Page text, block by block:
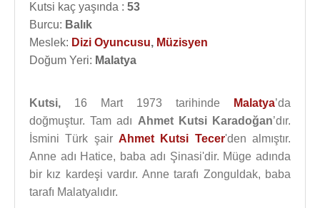
Kutsi kaç yaşında : 53
Burcu: Balık
Meslek: Dizi Oyuncusu, Müzisyen
Doğum Yeri: Malatya
Kutsi, 16 Mart 1973 tarihinde Malatya’da
doğmuştur. Tam adı Ahmet Kutsi Karadoğan’dır.
İsmini Türk şair Ahmet Kutsi Tecer'den almıştır.
Anne adı Hatice, baba adı Şinasi'dir. Müge adında
bir kız kardeşi vardır. Anne tarafı Zonguldak, baba
tarafı Malatyalıdır.